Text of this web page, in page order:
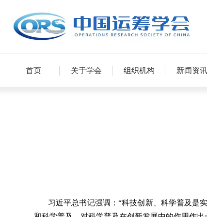
首页 关于学会 组织机构 新闻资讯
习近平总书记强调：“科技创新、科学普及是实